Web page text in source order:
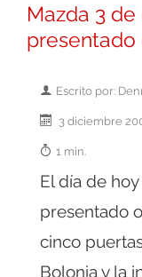
Mazda 3
Escrito por:
3 diciembre
1 min.
El día de
presentado
cinco
Bolonia y la